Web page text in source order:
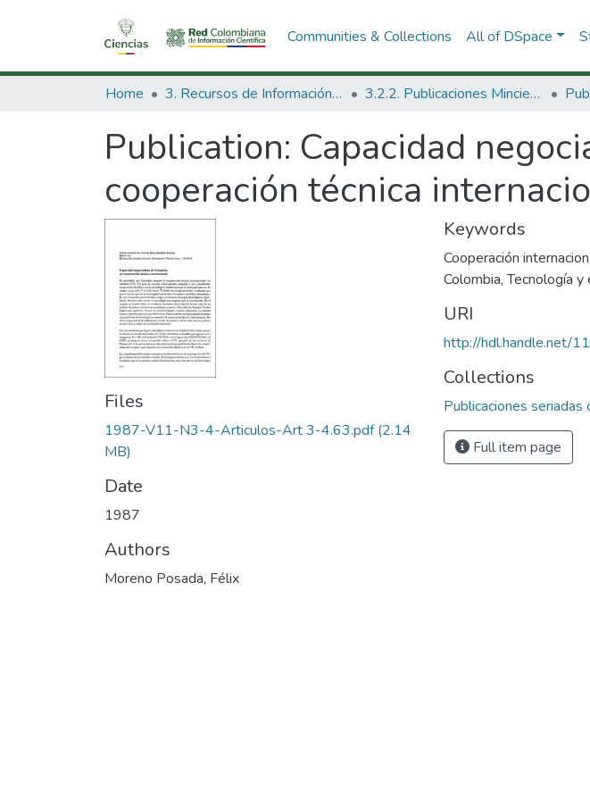
Communities & Collections All of DSpace
Home 3. Recursos de Información Científica y Tecnológica 3.2.2. Publicaciones Minciencias
Publication: Capacidad
cooperación técnica
Files
1987-V11-N3-4-Articulos-Art 3-4.63.pdf(2.14
MB)
Date
1987
Authors
Moreno Posada, Félix
Keywords
Cooperación
Colombia,Tecnología
URI
http://hdl.handle.net/
Collections
Publicaciones seriadas
Full item page